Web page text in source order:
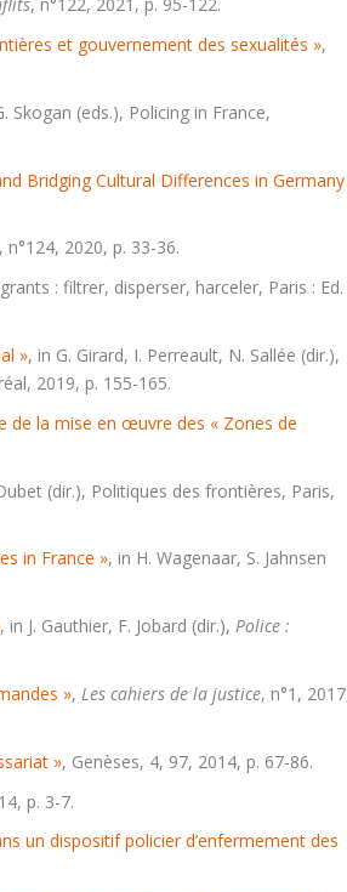
et gouvernement des sexualités »,
Skogan (eds.), Policing in France,
Bridging Cultural Differences in Germany
n°124, 2020, p. 33-36.
:filtrer, disperser, harceler, Paris : Ed.
», in G. Girard, I. Perreault, N. Sallée (dir.),
2019, p. 155-165.
de la mise en œuvre des « Zones de
(dir.), Politiques des frontières, Paris,
in France », in H. Wagenaar, S. Jahnsen
, in J. Gauthier, F. Jobard (dir.),Police :
»,Les cahiers de la justice, n°1,
», Genèses, 4, 97, 2014, p. 67-86.
p. 3-7.
un dispositif policier d’enfermement des